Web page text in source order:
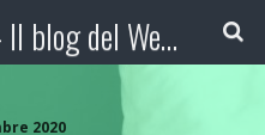
Booking Blog™ - Il blog del Web Marketing Turistico
2020